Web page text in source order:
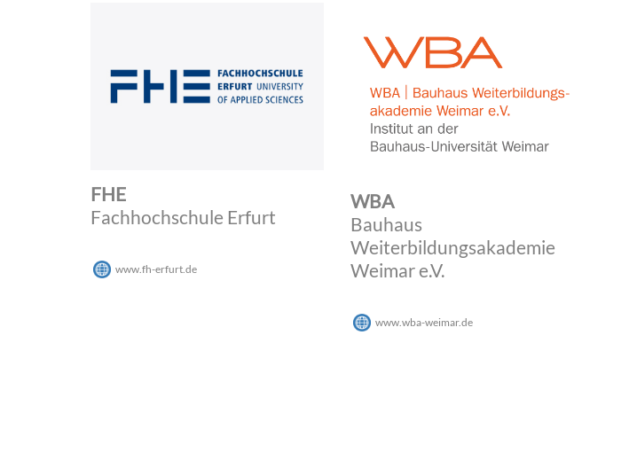
FHE
Fachhochschule Erfurt
www.fh-erfurt.de
WBA
Bauhaus
Weiterbildungsakademie
Weimar e.V.
www.wba-weimar.de